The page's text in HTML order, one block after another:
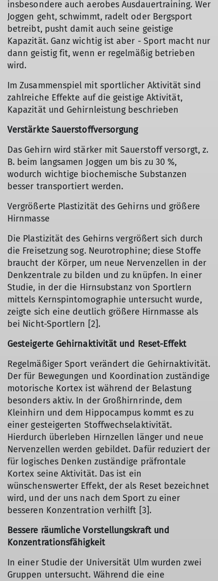
insbesondere auch aerobes Ausdauertraining. Wer
Joggen geht, schwimmt, radelt oder Bergsport
betreibt, pusht damit auch seine geistige
Kapazität. Ganz wichtig ist aber - Sport macht nur
dann geistig fit, wenn er regelmäßig betrieben
wird.
Im Zusammenspiel mit sportlicher Aktivität sind
zahlreiche Effekte auf die geistige Aktivität,
Kapazität und Gehirnleistung beschrieben
Verstärkte Sauerstoffversorgung
Das Gehirn wird stärker mit Sauerstoff versorgt, z.
B. beim langsamen Joggen um bis zu 30 %,
wodurch wichtige biochemische Substanzen
besser transportiert werden.
Vergrößerte Plastizität des Gehirns und größere
Hirnmasse
Die Plastizität des Gehirns vergrößert sich durch
die Freisetzung sog. Neurotrophine; diese Stoffe
braucht der Körper, um neue Nervenzellen in der
Denkzentrale zu bilden und zu knüpfen. In einer
Studie, in der die Hirnsubstanz von Sportlern
mittels Kernspintomographie untersucht wurde,
zeigte sich eine deutlich größere Hirnmasse als
bei Nicht-Sportlern [2].
Gesteigerte Gehirnaktivität und Reset-Effekt
Regelmäßiger Sport verändert die Gehirnaktivität.
Der für Bewegungen und Koordination zuständige
motorische Kortex ist während der Belastung
besonders aktiv. In der Großhirnrinde, dem
Kleinhirn und dem Hippocampus kommt es zu
einer gesteigerten Stoffwechselaktivität.
Hierdurch überleben Hirnzellen länger und neue
Nervenzellen werden gebildet. Dafür reduziert der
für logisches Denken zuständige präfrontale
Kortex seine Aktivität. Das ist ein
wünschenswerter Effekt, der als Reset bezeichnet
wird, und der uns nach dem Sport zu einer
besseren Konzentration verhilft [3].
Bessere räumliche Vorstellungskraft und
Konzentrationsfähigkeit
In einer Studie der Universität Ulm wurden zwei
Gruppen untersucht. Während die eine